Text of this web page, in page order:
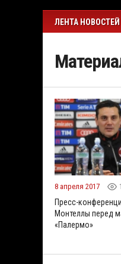
ЛЕНТА
8 апреля 2017
Пресс-
Монтеллы перед
«Палермо»